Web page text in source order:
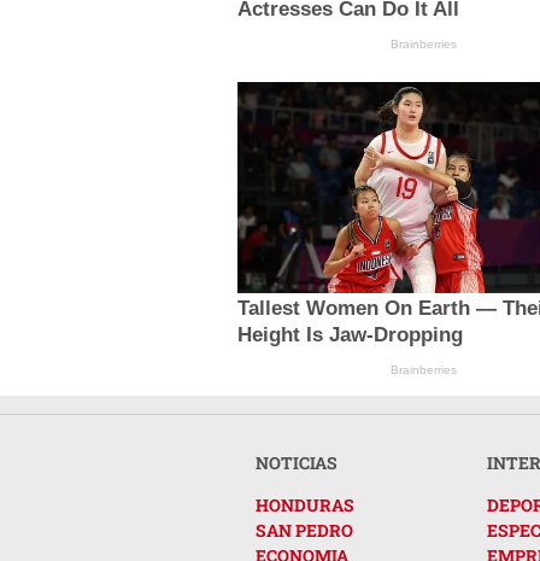
Actresses Can Do It All
Brainberries
Tallest Women On Earth —
Height Is Jaw-Dropping
Brainberries
NOTICIAS
HONDURAS
SAN PEDRO
ECONOMIA